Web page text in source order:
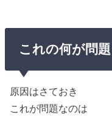
これの何が問題
原因はさておき
これが問題なのは